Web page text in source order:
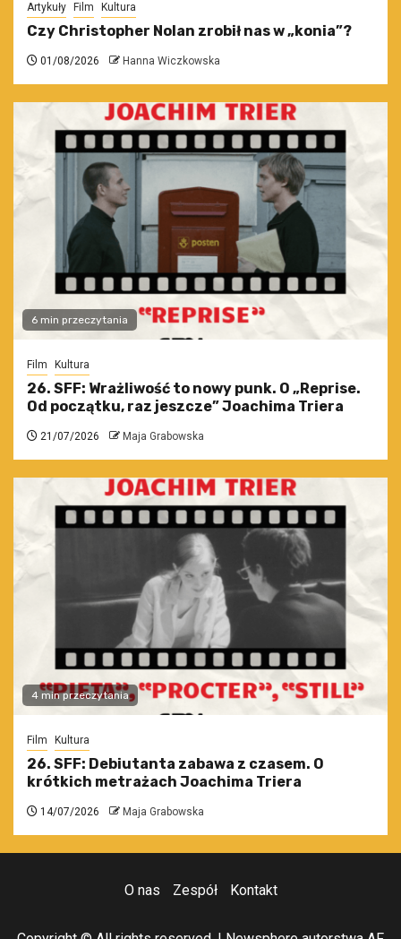
Artykuły Film Kultura
Czy Christopher Nolan zrobił nas w „konia”?
01/08/2026 Hanna Wiczkowska
6 min przeczytania
Film Kultura
26. SFF: Wrażliwość to nowy punk. O „Reprise.
Od początku, raz jeszcze” Joachima Triera
21/07/2026 Maja Grabowska
4 min przeczytania
Film Kultura
26. SFF: Debiutanta zabawa z czasem. O
krótkich metrażach Joachima Triera
14/07/2026 Maja Grabowska
O nas Zespół Kontakt